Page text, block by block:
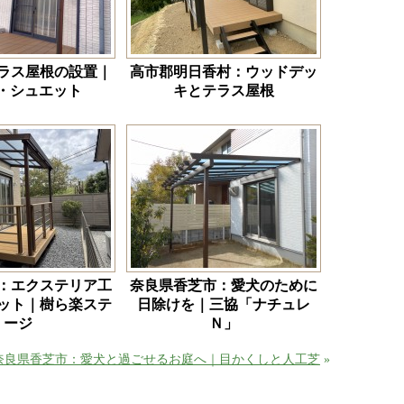
ス屋根の設置｜
シュエット
高市郡明日香村：ウッドデッ
キとテラス屋根
エクステリア工
ト｜樹ら楽ステ
ージ
奈良県香芝市：愛犬のために
日除けを｜三協「ナチュレ
Ｎ」
良県香芝市：愛犬と過ごせるお庭へ｜目かくしと人工芝 »